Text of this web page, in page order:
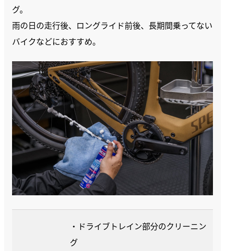
グ。
雨の日の走行後、ロングライド前後、長期間乗ってない
バイクなどにおすすめ。
・ドライブトレイン部分のクリーニン
グ